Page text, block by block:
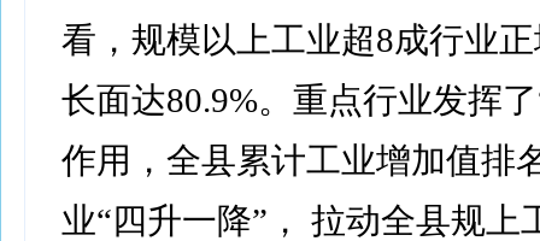
看，规模以上工业超8成行业
长面达80.9%。重点行业发挥
作用，全县累计工业增加值排
业“四升一降”， 拉动全县规上